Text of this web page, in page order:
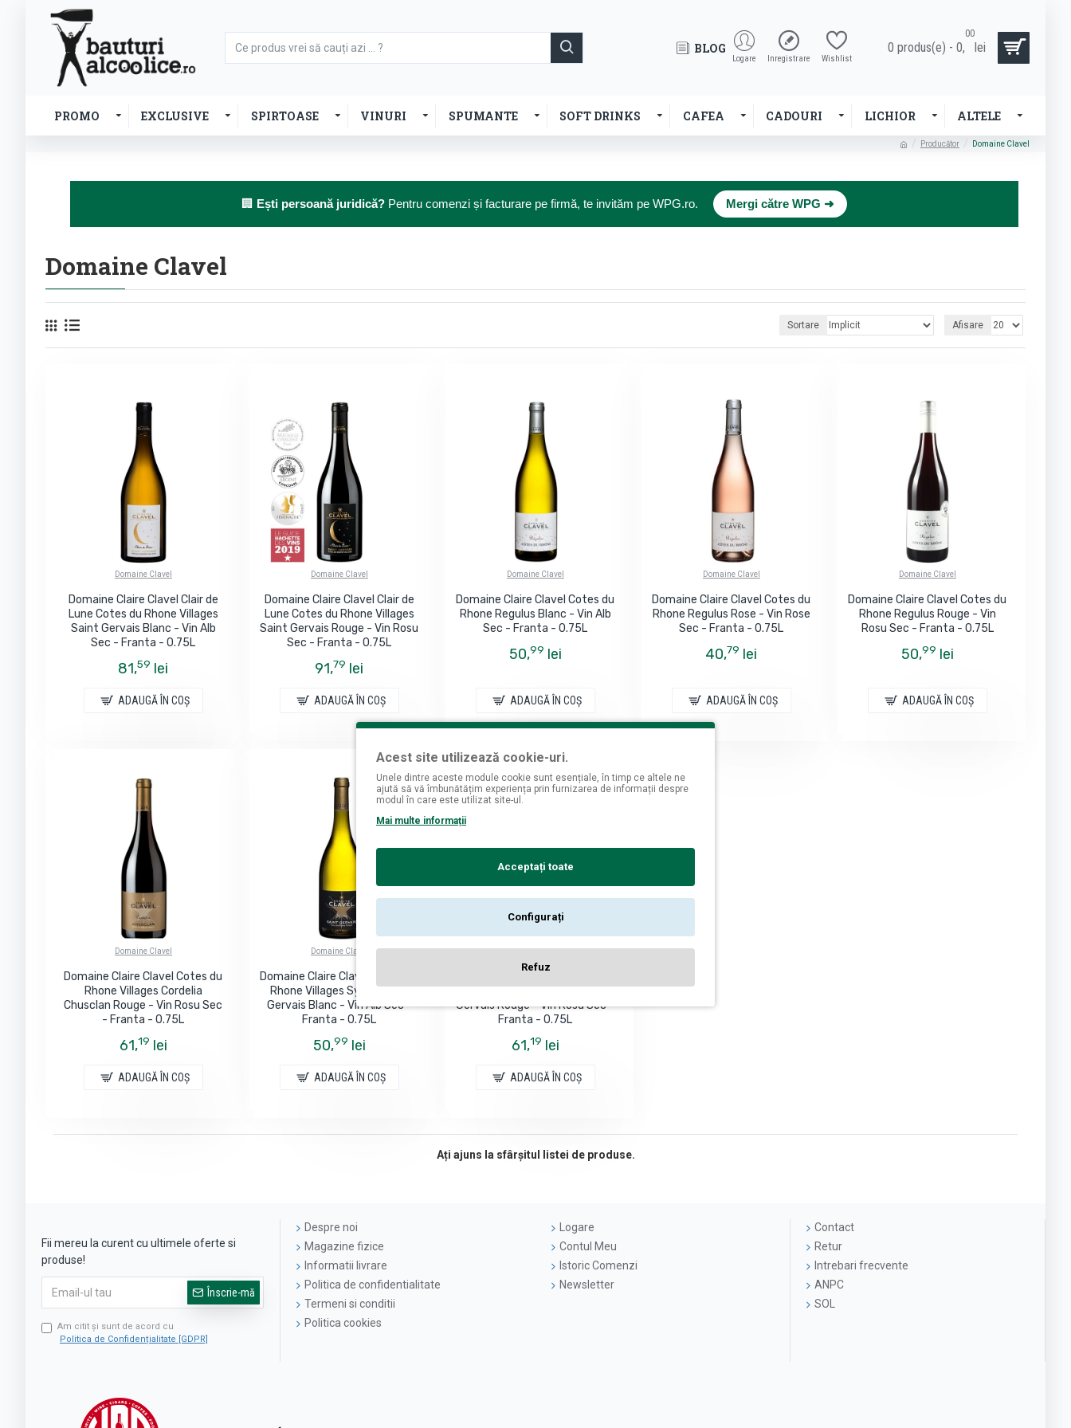
BLOG
Logare Inregistrare Wishlist
0 produs(e) - 0,
00
lei
PROMO EXCLUSIVE SPIRTOASE VINURI SPUMANTE SOFT DRINKS CAFEA CADOURI LICHIOR ALTELE
Producător Domaine Clavel
🏢 Ești persoană juridică? Pentru comenzi și facturare pe firmă, te invităm pe WPG.ro. Mergi către WPG ➜
Domaine Clavel
Sortare Afisare
Domaine Clavel
Domaine Claire Clavel Clair de
Lune Cotes du Rhone Villages
Saint Gervais Blanc - Vin Alb
Sec - Franta - 0.75L
81,59 lei
ADAUGĂ ÎN COŞ
Domaine Clavel
Domaine Claire Clavel Clair de
Lune Cotes du Rhone Villages
Saint Gervais Rouge - Vin Rosu
Sec - Franta - 0.75L
91,79 lei
ADAUGĂ ÎN COŞ
Domaine Clavel
Domaine Claire Clavel Cotes du
Rhone Regulus Blanc - Vin Alb
Sec - Franta - 0.75L
50,99 lei
ADAUGĂ ÎN COŞ
Domaine Clavel
Domaine Claire Clavel Cotes du
Rhone Regulus Rose - Vin Rose
Sec - Franta - 0.75L
40,79 lei
ADAUGĂ ÎN COŞ
Domaine Clavel
Domaine Claire Clavel Cotes du
Rhone Regulus Rouge - Vin
Rosu Sec - Franta - 0.75L
50,99 lei
ADAUGĂ ÎN COŞ
Domaine Clavel
Domaine Claire Clavel Cotes du
Rhone Villages Cordelia
Chusclan Rouge - Vin Rosu Sec
- Franta - 0.75L
61,19 lei
ADAUGĂ ÎN COŞ
Domaine Clavel
Domaine Claire Clavel Cotes du
Rhone Villages Syrius Saint
Gervais Blanc - Vin Alb Sec -
Franta - 0.75L
50,99 lei
ADAUGĂ ÎN COŞ
Domaine Clavel
Rhone Villages Syrius Saint
Gervais Rouge - Vin Rosu Sec -
Franta - 0.75L
61,19 lei
ADAUGĂ ÎN COŞ
Ați ajuns la sfârșitul listei de produse.
Fii mereu la curent cu ultimele oferte si
produse!
Înscrie-mă
Am citit şi sunt de acord cu
Politica de Confidențialitate [GDPR]
Despre noi
Magazine fizice
Informatii livrare
Politica de confidentialitate
Termeni si conditii
Politica cookies
Logare
Contul Meu
Istoric Comenzi
Newsletter
Contact
Retur
Intrebari frecvente
ANPC
SOL
Acest site utilizează cookie-uri.
Unele dintre aceste module cookie sunt esențiale, în timp ce altele ne
ajută să vă îmbunătățim experiența prin furnizarea de informații despre
modul în care este utilizat site-ul.
Mai multe informații
Acceptați toate
Configurați
Refuz